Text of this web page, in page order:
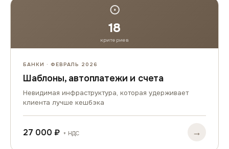
⊙
18
критериев
БАНКИ · ФЕВРАЛЬ 2026
Шаблоны, автоплатежи и счета
Невидимая инфраструктура, которая удерживает
клиента лучше кешбэка
27 000 ₽ + НДС →